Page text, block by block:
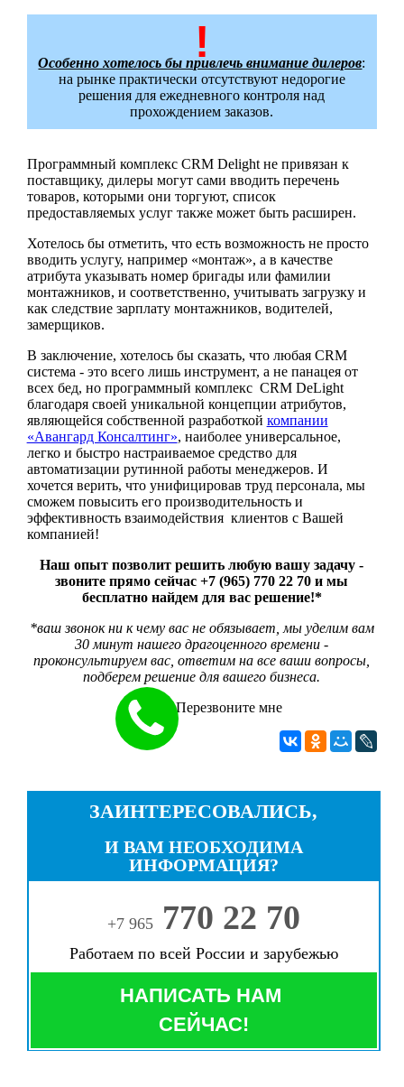
Особенно хотелось бы привлечь внимание дилеров:
на рынке практически отсутствуют недорогие
решения для ежедневного контроля над
прохождением заказов.
Программный комплекс CRM Delight не привязан к
поставщику, дилеры могут сами вводить перечень
товаров, которыми они торгуют, список
предоставляемых услуг также может быть расширен.
Хотелось бы отметить, что есть возможность не просто
вводить услугу, например «монтаж», а в качестве
атрибута указывать номер бригады или фамилии
монтажников, и соответственно, учитывать загрузку и
как следствие зарплату монтажников, водителей,
замерщиков.
В заключение, хотелось бы сказать, что любая CRM
система - это всего лишь инструмент, а не панацея от
всех бед, но программный комплекс CRM DeLight
благодаря своей уникальной концепции атрибутов,
являющейся собственной разработкой компании
«Авангард Консалтинг», наиболее универсальное,
легко и быстро настраиваемое средство для
автоматизации рутинной работы менеджеров. И
хочется верить, что унифицировав труд персонала, мы
сможем повысить его производительность и
эффективность взаимодействия клиентов с Вашей
компанией!
Наш опыт позволит решить любую вашу задачу -
звоните прямо сейчас +7 (965) 770 22 70 и мы
бесплатно найдем для вас решение!*
*ваш звонок ни к чему вас не обязывает, мы уделим вам
30 минут нашего драгоценного времени -
проконсультируем вас, ответим на все ваши вопросы,
подберем решение для вашего бизнеса.
Перезвоните мне
ЗАИНТЕРЕСОВАЛИСЬ,
И ВАМ НЕОБХОДИМА
ИНФОРМАЦИЯ?
+7 965770 22 70
Работаем по всей России и зарубежью
НАПИСАТЬ НАМ
СЕЙЧАС!